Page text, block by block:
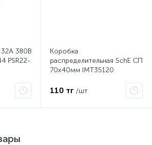
32А 380В
PSR22-
Коробка
распределительная SchE СП
70х40мм IMT35120
110 тг /шт